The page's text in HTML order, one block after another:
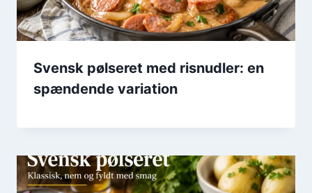
Svensk pølseret med risnudler: en
spændende variation